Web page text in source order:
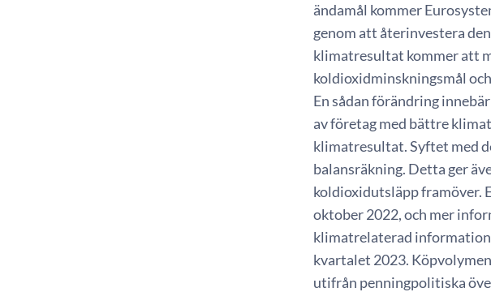
ändamål kommer
genom att återinvestera
klimatresultat kommer att
koldioxidminskningsmål
En sådan förändring
av företag med bättre
klimatresultat. Syftet med
balansräkning. Detta ger
koldioxidutsläpp framöver.
oktober 2022, och mer
klimatrelaterad information
kvartalet 2023.
utifrån penningpolitiska